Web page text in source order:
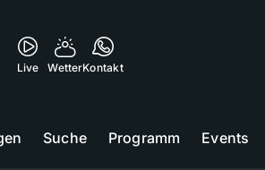
Live WetterKontakt
Suche Programm Events